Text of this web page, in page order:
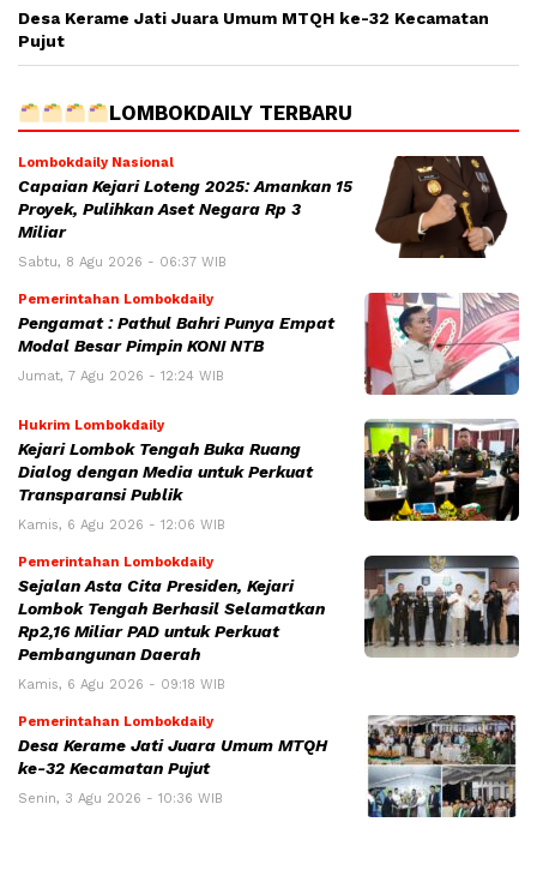
Desa Kerame Jati Juara Umum MTQH ke-32 Kecamatan
Pujut
LOMBOKDAILY TERBARU
Lombokdaily Nasional
Capaian Kejari Loteng 2025: Amankan 15
Proyek, Pulihkan Aset Negara Rp 3
Miliar
Sabtu, 8 Agu 2026 - 06:37 WIB
Pemerintahan Lombokdaily
Pengamat : Pathul Bahri Punya Empat
Modal Besar Pimpin KONI NTB
Jumat, 7 Agu 2026 - 12:24 WIB
Hukrim Lombokdaily
Kejari Lombok Tengah Buka Ruang
Dialog dengan Media untuk Perkuat
Transparansi Publik
Kamis, 6 Agu 2026 - 12:06 WIB
Pemerintahan Lombokdaily
Sejalan Asta Cita Presiden, Kejari
Lombok Tengah Berhasil Selamatkan
Rp2,16 Miliar PAD untuk Perkuat
Pembangunan Daerah
Kamis, 6 Agu 2026 - 09:18 WIB
Pemerintahan Lombokdaily
Desa Kerame Jati Juara Umum MTQH
ke-32 Kecamatan Pujut
Senin, 3 Agu 2026 - 10:36 WIB